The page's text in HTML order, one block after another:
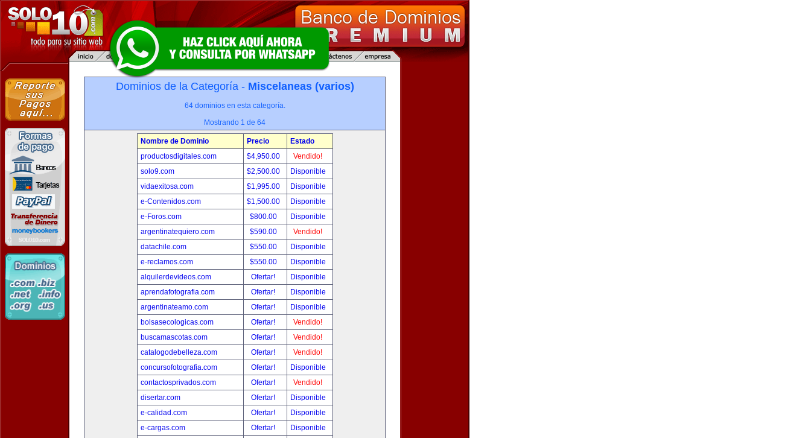
Dominios de la Categoría - Miscelaneas (varios)
64 dominios en esta categoría.
Mostrando 1 de 64
Nombre de Dominio Precio
Estado
productosdigitales.com
$4,950.00
Vendido!
solo9.com
$2,500.00
Disponible
vidaexitosa.com
$1,995.00
Disponible
e-Contenidos.com
$1,500.00
Disponible
e-Foros.com
$800.00
Disponible
argentinatequiero.com
$590.00
Vendido!
datachile.com
$550.00
Disponible
e-reclamos.com
$550.00
Disponible
alquilerdevideos.com
Ofertar!
Disponible
aprendafotografia.com
Ofertar!
Disponible
argentinateamo.com
Ofertar!
Disponible
bolsasecologicas.com
Ofertar!
Vendido!
buscamascotas.com
Ofertar!
Vendido!
catalogodebelleza.com
Ofertar!
Vendido!
concursofotografia.com
Ofertar!
Disponible
contactosprivados.com
Ofertar!
Vendido!
disertar.com
Ofertar!
Disponible
e-calidad.com
Ofertar!
Disponible
e-cargas.com
Ofertar!
Disponible